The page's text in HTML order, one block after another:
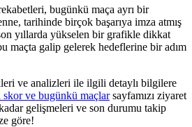
bugünkü maça ayrı bir
tarihinde birçok başarıya imza atmış
yıllarda yükselen bir grafikle dikkat
maçta galip gelerek hedeflerine bir adım
ve analizleri ile ilgili detaylı bilgilere
skor ve bugünkü maçlarsayfamızı ziyaret
gelişmeleri ve son durumu takip
göre!